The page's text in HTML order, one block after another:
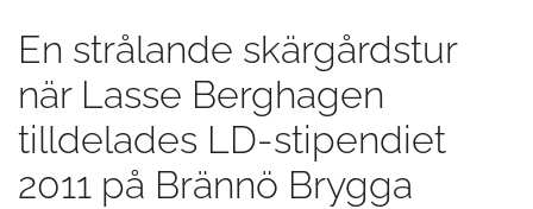
En strålande skärgårdstur
när Lasse Berghagen
tilldelades LD-stipendiet
2011 på Brännö Brygga